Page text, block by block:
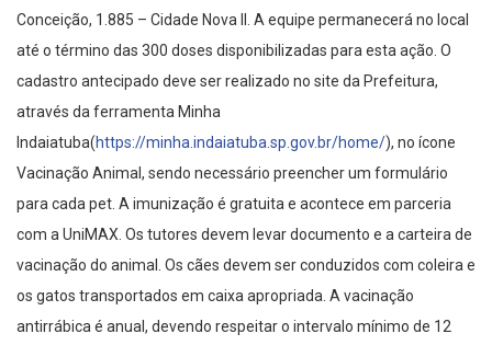
Conceição, 1.885 – Cidade Nova II. A equipe permanecerá no local
até o término das 300 doses disponibilizadas para esta ação. O
cadastro antecipado deve ser realizado no site da Prefeitura,
através da ferramenta Minha
Indaiatuba(https://minha.indaiatuba.sp.gov.br/home/), no ícone
Vacinação Animal, sendo necessário preencher um formulário
para cada pet. A imunização é gratuita e acontece em parceria
com a UniMAX. Os tutores devem levar documento e a carteira de
vacinação do animal. Os cães devem ser conduzidos com coleira e
os gatos transportados em caixa apropriada. A vacinação
antirrábica é anual, devendo respeitar o intervalo mínimo de 12